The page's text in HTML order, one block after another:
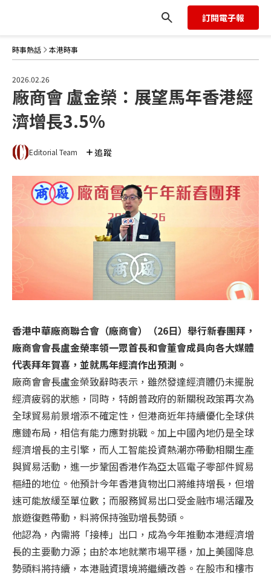
訂閱電子報
時事熱話 本港時事
2026.02.26
廠商會 盧金榮：展望馬年香港經
濟增長3.5%
Editorial Team 追蹤
香港中華廠商聯合會（廠商會）（26日）舉行新春團拜，
廠商會會長盧金榮率領一眾首長和會董會成員向各大媒體
代表拜年賀喜，並就馬年經濟作出預測。
廠商會會長盧金榮致辭時表示，雖然發達經濟體仍未擺脫
經濟疲弱的狀態，同時，特朗普政府的新關稅政策再次為
全球貿易前景增添不確定性，但港商近年持續優化全球供
應鏈布局，相信有能力應對挑戰。加上中國內地仍是全球
經濟增長的主引擎，而人工智能投資熱潮亦帶動相關生產
與貿易活動，進一步鞏固香港作為亞太區電子零部件貿易
樞紐的地位。他預計今年香港貨物出口將維持增長，但增
速可能放緩至單位數；而服務貿易出口受金融市場活躍及
旅遊復甦帶動，料將保持強勁增長勢頭。
他認為，內需將「接棒」出口，成為今年推動本港經濟增
長的主要動力源；由於本地就業市場平穩，加上美國降息
勢頭料將持續，本港融資環境將繼續改善。在股市和樓市